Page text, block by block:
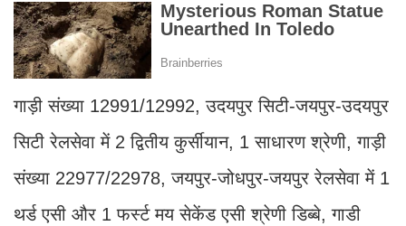
गाड़ी संख्या 12991/12992, उदयपुर सिटी-जयपुर-उदयपुर
सिटी रेलसेवा में 2 द्वितीय कुर्सीयान, 1 साधारण श्रेणी, गाड़ी
संख्या 22977/22978, जयपुर-जोधपुर-जयपुर रेलसेवा में 1
थर्ड एसी और 1 फर्स्ट मय सेकेंड एसी श्रेणी डिब्बे, गाडी